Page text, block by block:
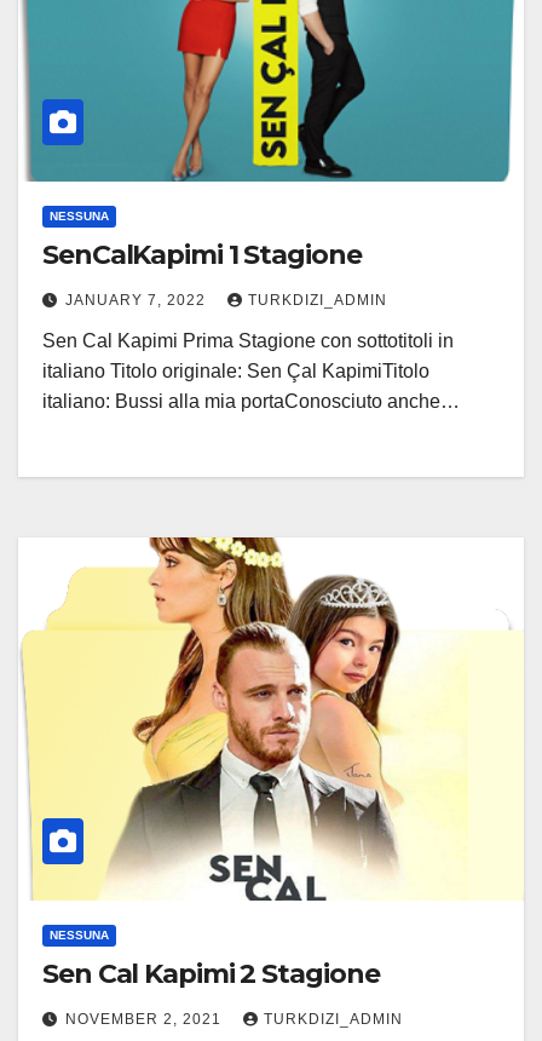
NESSUNA
SenCalKapimi 1 Stagione
JANUARY 7, 2022 TURKDIZI_ADMIN
Sen Cal Kapimi Prima Stagione con sottotitoli in
italiano Titolo originale: Sen Çal KapimiTitolo
italiano: Bussi alla mia portaConosciuto anche…
NESSUNA
Sen Cal Kapimi 2 Stagione
NOVEMBER 2, 2021 TURKDIZI_ADMIN